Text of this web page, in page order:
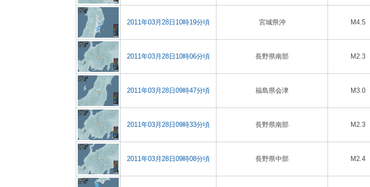
2011年03月28日10時19分頃 宮城県沖 M4.5
2011年03月28日10時06分頃 長野県南部 M2.3
2011年03月28日09時47分頃 福島県会津 M3.0
2011年03月28日09時33分頃 長野県南部 M2.3
2011年03月28日09時08分頃 長野県中部 M2.4